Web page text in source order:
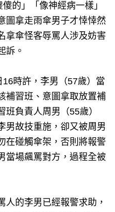
的」「像神經病一樣」
圖拿走雨傘男子才悻悻然
拿傘怪客辱罵人涉及妨害
訴。
時許，李男（57歲）當
補習班、意圖拿取放置補
負責人周男（55歲）
男故技重施，卻又被周男
在碰觸傘架，否則將報警
當場飆罵對方，過程全被
人的李男已經報警求助，